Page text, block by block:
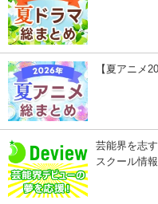
【夏アニメ
芸能界を志
スクール情